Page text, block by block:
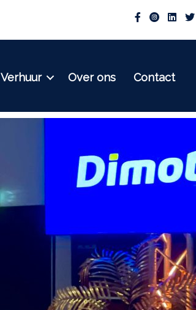
Verhuur Over ons Contact